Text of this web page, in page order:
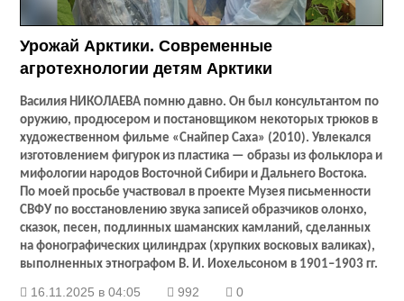
Урожай Арктики. Современные
агротехнологии детям Арктики
Василия НИКОЛАЕВА помню давно. Он был консультантом по
оружию, продюсером и постановщиком некоторых трюков в
художественном фильме «Снайпер Саха» (2010). Увлекался
изготовлением фигурок из пластика — образы из фольклора и
мифологии народов Восточной Сибири и Дальнего Востока.
По моей просьбе участвовал в проекте Музея письменности
СВФУ по восстановлению звука записей образчиков олонхо,
сказок, песен, подлинных шаманских камланий, сделанных
на фонографических цилиндрах (хрупких восковых валиках),
выполненных этнографом В. И. Иохельсоном в 1901–1903 гг.
16.11.2025 в 04:05 992 0